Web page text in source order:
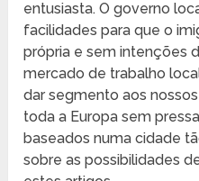
entusiasta. O governo
facilidades para que o
própria e sem intenções
mercado de trabalho
dar segmento aos
toda a Europa sem
baseados numa cidade
sobre as possibilidades